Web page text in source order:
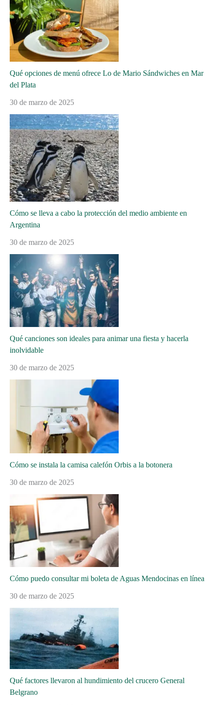
Qué opciones de menú ofrece Lo de Mario Sándwiches en Mar
del Plata
30 de marzo de 2025
Cómo se lleva a cabo la protección del medio ambiente en
Argentina
30 de marzo de 2025
Qué canciones son ideales para animar una fiesta y hacerla
inolvidable
30 de marzo de 2025
Cómo se instala la camisa calefón Orbis a la botonera
30 de marzo de 2025
Cómo puedo consultar mi boleta de Aguas Mendocinas en línea
30 de marzo de 2025
Qué factores llevaron al hundimiento del crucero General
Belgrano